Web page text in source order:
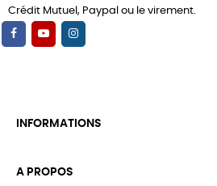
Crédit Mutuel, Paypal ou le virement.
INFORMATIONS
A PROPOS